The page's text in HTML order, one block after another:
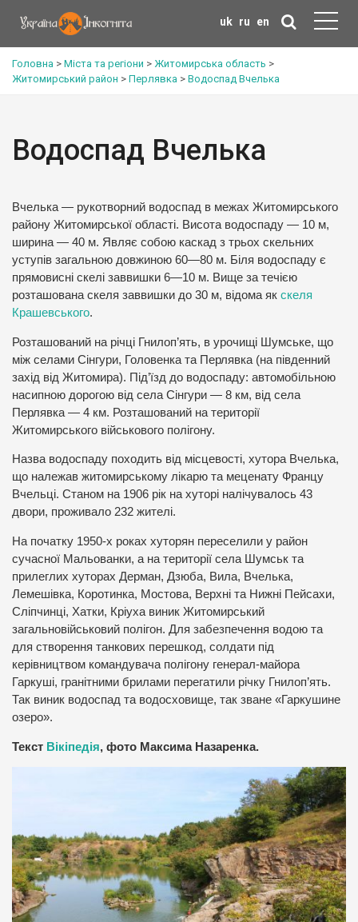
uk ru en
Головна > Міста та регіони > Житомирська область >
Житомирський район > Перлявка > Водоспад Вчелька
Водоспад Вчелька
Вчелька — рукотворний водоспад в межах Житомирського
району Житомирської області. Висота водоспаду — 10 м,
ширина — 40 м. Являє собою каскад з трьох скельних
уступів загальною довжиною 60—80 м. Біля водоспаду є
прямовисні скелі заввишки 6—10 м. Вище за течією
розташована скеля заввишки до 30 м, відома як скеля
Крашевського.
Розташований на річці Гнилоп’ять, в урочищі Шумське, що
між селами Сінгури, Головенка та Перлявка (на південний
захід від Житомира). Під’їзд до водоспаду: автомобільною
насипною дорогою від села Сінгури — 8 км, від села
Перлявка — 4 км. Розташований на території
Житомирського військового полігону.
Назва водоспаду походить від місцевості, хутора Вчелька,
що належав житомирському лікарю та меценату Францу
Вчельці. Станом на 1906 рік на хуторі налічувалось 43
двори, проживало 232 жителі.
На початку 1950-х роках хуторян переселили у район
сучасної Мальованки, а на території села Шумськ та
прилеглих хуторах Дерман, Дзюба, Вила, Вчелька,
Лемешівка, Коротинка, Мостова, Верхні та Нижні Пейсахи,
Сліпчинці, Хатки, Кріуха виник Житомирський
загальновійськовий полігон. Для забезпечення водою та
для створення танкових перешкод, солдати під
керівництвом командувача полігону генерал-майора
Гаркуші, гранітними брилами перегатили річку Гнилоп’ять.
Так виник водоспад та водосховище, так зване «Гаркушине
озеро».
Текст Вікіпедія, фото Максима Назаренка.